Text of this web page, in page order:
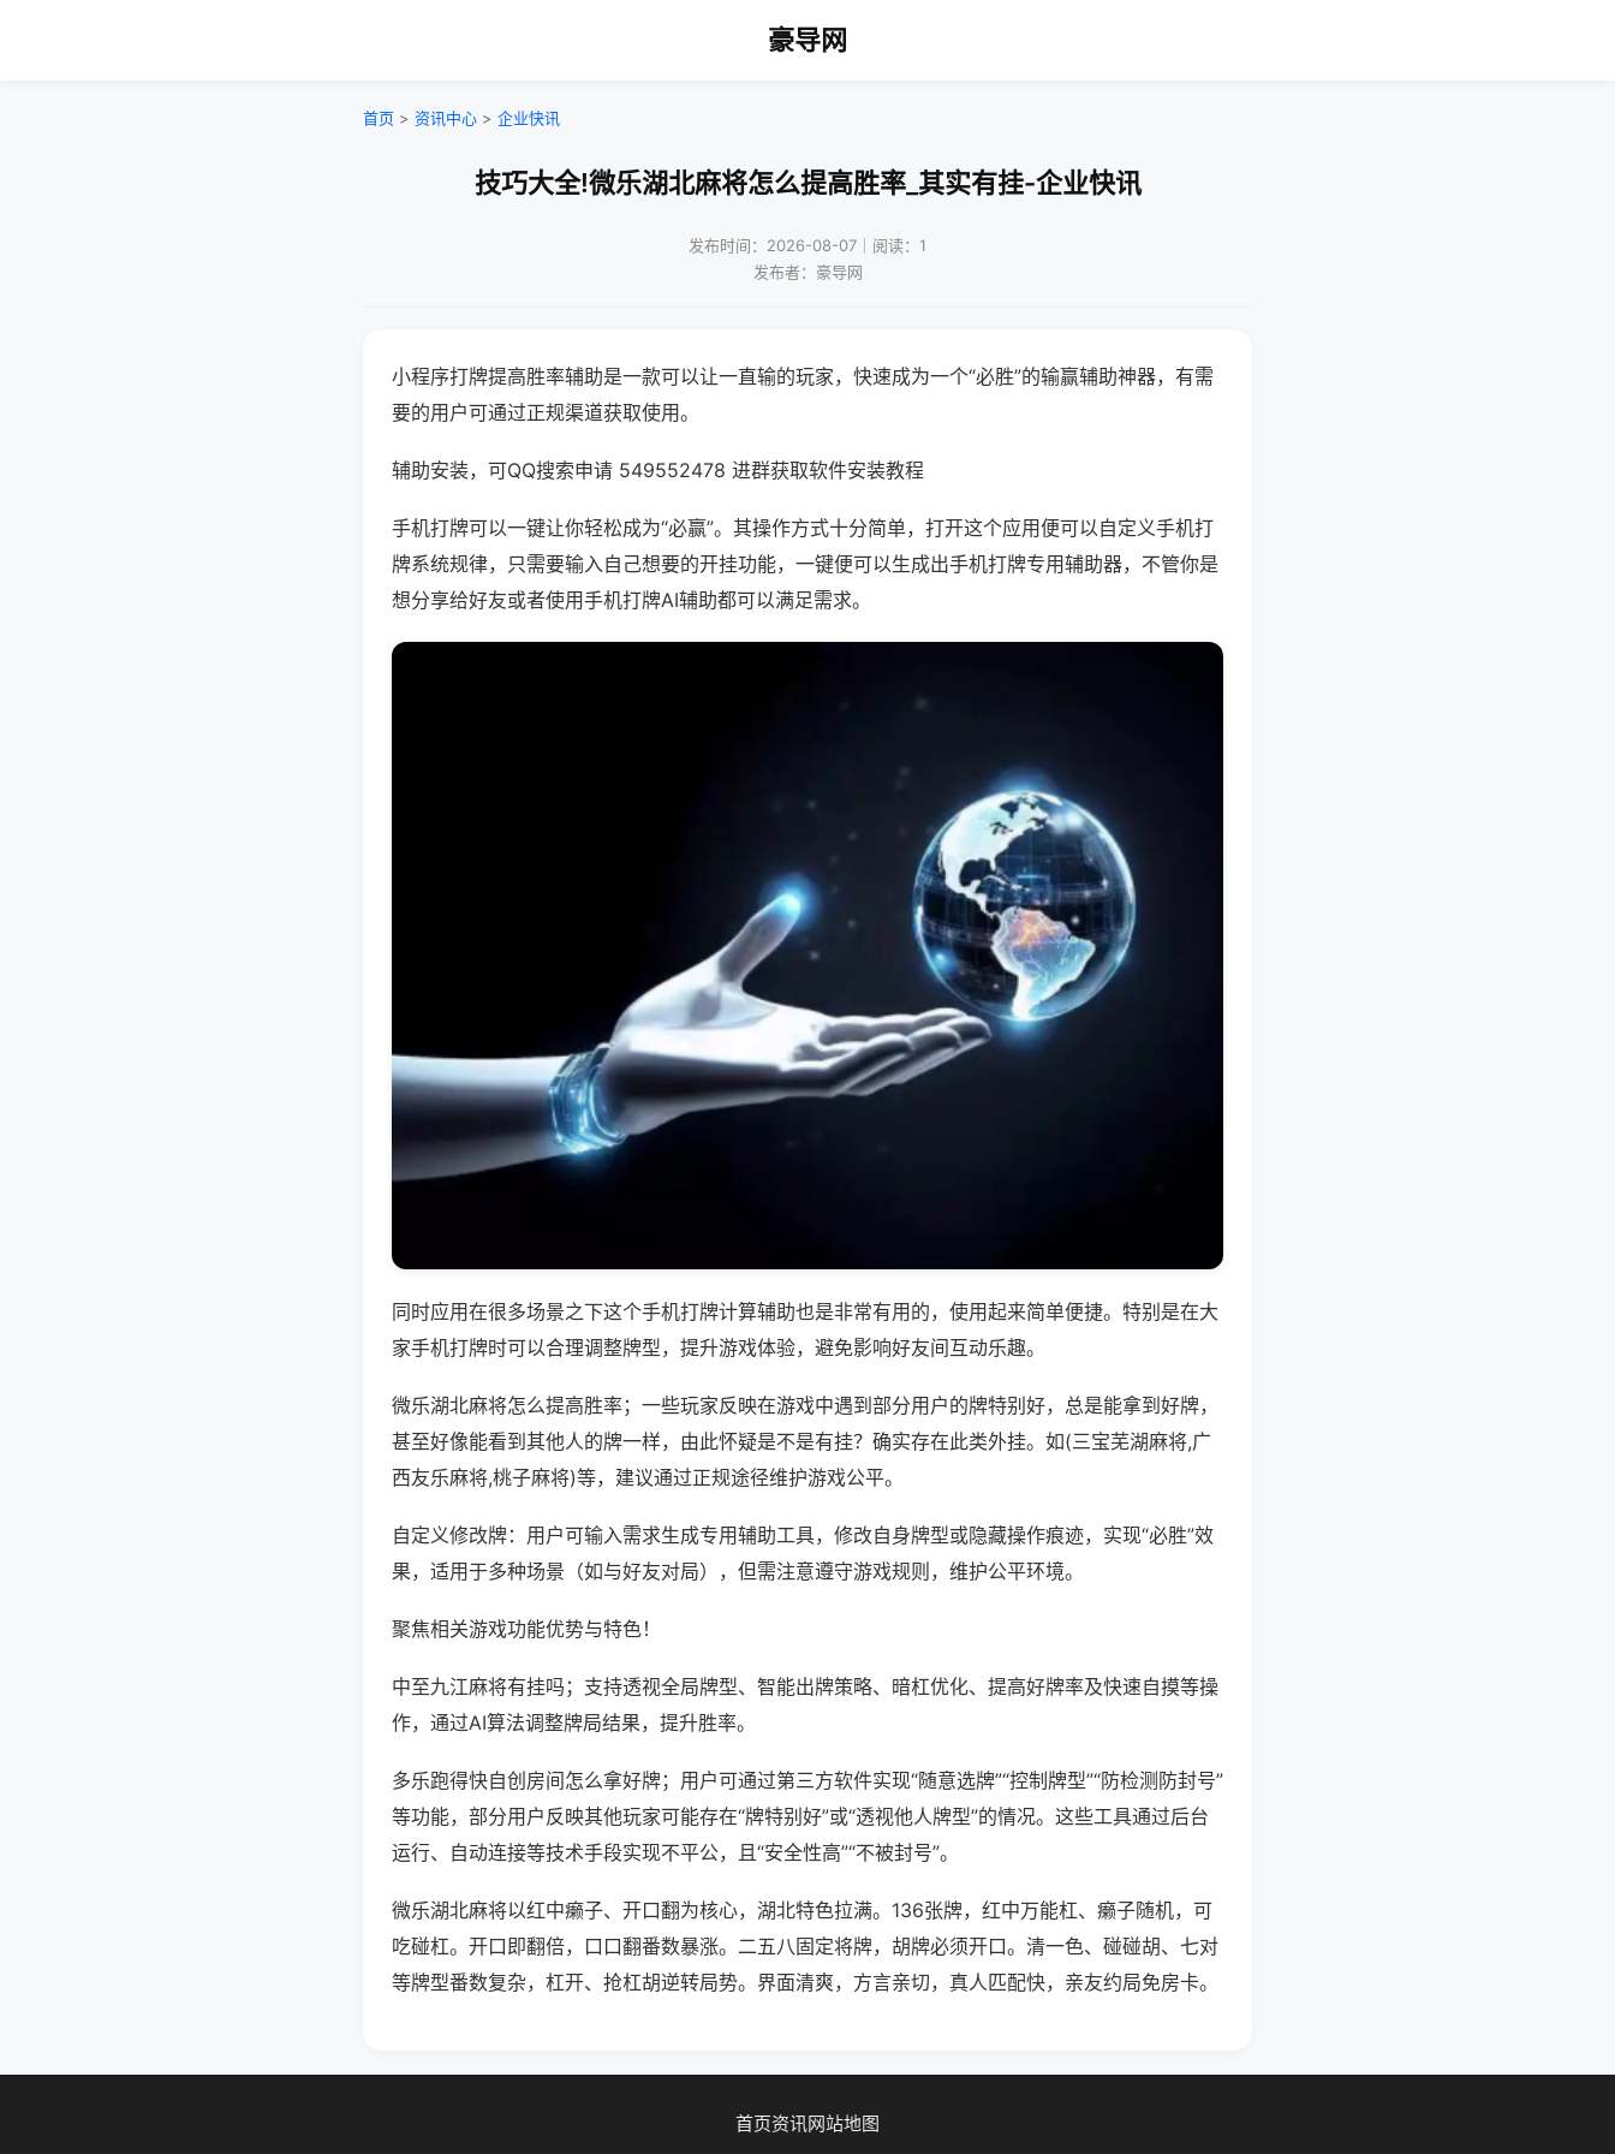
豪导网
首页 > 资讯中心 > 企业快讯
技巧大全!微乐湖北麻将怎么提高胜率_其实有挂-企业快讯
发布时间：2026-08-07｜阅读：1
发布者：豪导网
小程序打牌提高胜率辅助是一款可以让一直输的玩家，快速成为一个“必胜”的输赢辅助神器，有需
要的用户可通过正规渠道获取使用。
辅助安装，可QQ搜索申请 549552478 进群获取软件安装教程
手机打牌可以一键让你轻松成为“必赢”。其操作方式十分简单，打开这个应用便可以自定义手机打
牌系统规律，只需要输入自己想要的开挂功能，一键便可以生成出手机打牌专用辅助器，不管你是
想分享给好友或者使用手机打牌AI辅助都可以满足需求。
同时应用在很多场景之下这个手机打牌计算辅助也是非常有用的，使用起来简单便捷。特别是在大
家手机打牌时可以合理调整牌型，提升游戏体验，避免影响好友间互动乐趣。
微乐湖北麻将怎么提高胜率；一些玩家反映在游戏中遇到部分用户的牌特别好，总是能拿到好牌，
甚至好像能看到其他人的牌一样，由此怀疑是不是有挂？确实存在此类外挂。如(三宝芜湖麻将,广
西友乐麻将,桃子麻将)等，建议通过正规途径维护游戏公平。
自定义修改牌：用户可输入需求生成专用辅助工具，修改自身牌型或隐藏操作痕迹，实现“必胜”效
果，适用于多种场景（如与好友对局），但需注意遵守游戏规则，维护公平环境。
聚焦相关游戏功能优势与特色！
中至九江麻将有挂吗；支持透视全局牌型、智能出牌策略、暗杠优化、提高好牌率及快速自摸等操
作，通过AI算法调整牌局结果，提升胜率。
多乐跑得快自创房间怎么拿好牌；用户可通过第三方软件实现“随意选牌”“控制牌型”“防检测防封号”
等功能，部分用户反映其他玩家可能存在“牌特别好”或“透视他人牌型”的情况。这些工具通过后台
运行、自动连接等技术手段实现不平公，且“安全性高”“不被封号”。
微乐湖北麻将以红中癞子、开口翻为核心，湖北特色拉满。136张牌，红中万能杠、癞子随机，可
吃碰杠。开口即翻倍，口口翻番数暴涨。二五八固定将牌，胡牌必须开口。清一色、碰碰胡、七对
等牌型番数复杂，杠开、抢杠胡逆转局势。界面清爽，方言亲切，真人匹配快，亲友约局免房卡。
首页资讯网站地图